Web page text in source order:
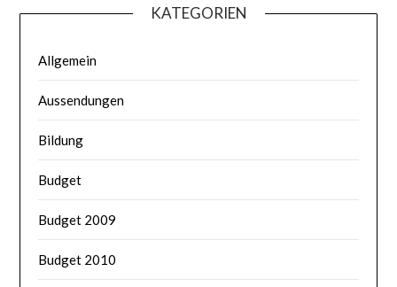
KATEGORIEN
Allgemein
Aussendungen
Bildung
Budget
Budget 2009
Budget 2010